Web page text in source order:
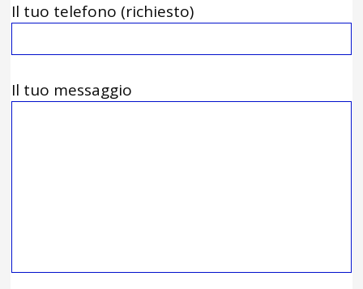
Il tuo telefono (richiesto)
Il tuo messaggio